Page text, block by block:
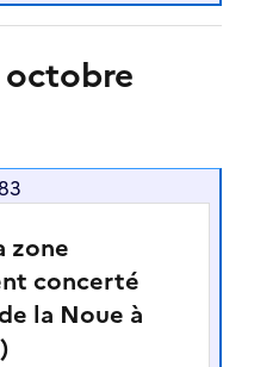
octobre
zone
concerté
la Noue à